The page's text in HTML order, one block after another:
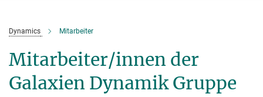
Dynamics Mitarbeiter
Mitarbeiter/innen der
Galaxien Dynamik Gruppe